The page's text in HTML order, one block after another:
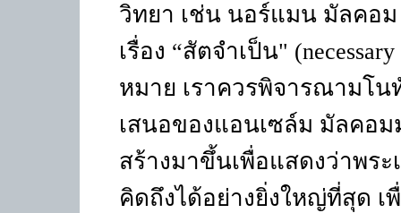
วิทยา เช่น นอร์แมน มัลคอ
เรื่อง “สัตจำเป็น"
หมาย เราควรพิจารณามโ
เสนอของแอนเซล์ม มัลคอม
สร้างมาขึ้นเพื่อแสดงว่าพร
คิดถึงได้อย่างยิ่งใหญ่ที่สุด เ